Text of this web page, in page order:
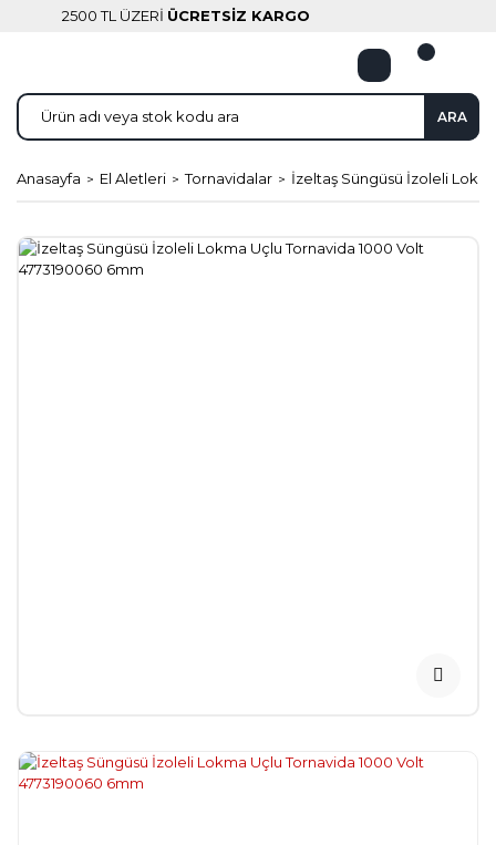
2500 TL ÜZERİ ÜCRETSİZ KARGO
ARA
Anasayfa El Aletleri Tornavidalar İzeltaş Süngüsü İzoleli